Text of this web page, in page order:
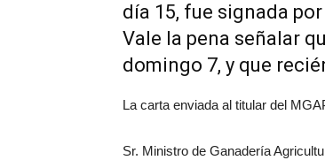
día 15, fue signada
Vale la pena señalar
domingo 7, y que
La carta enviada al titular del
Sr. Ministro de Ganadería